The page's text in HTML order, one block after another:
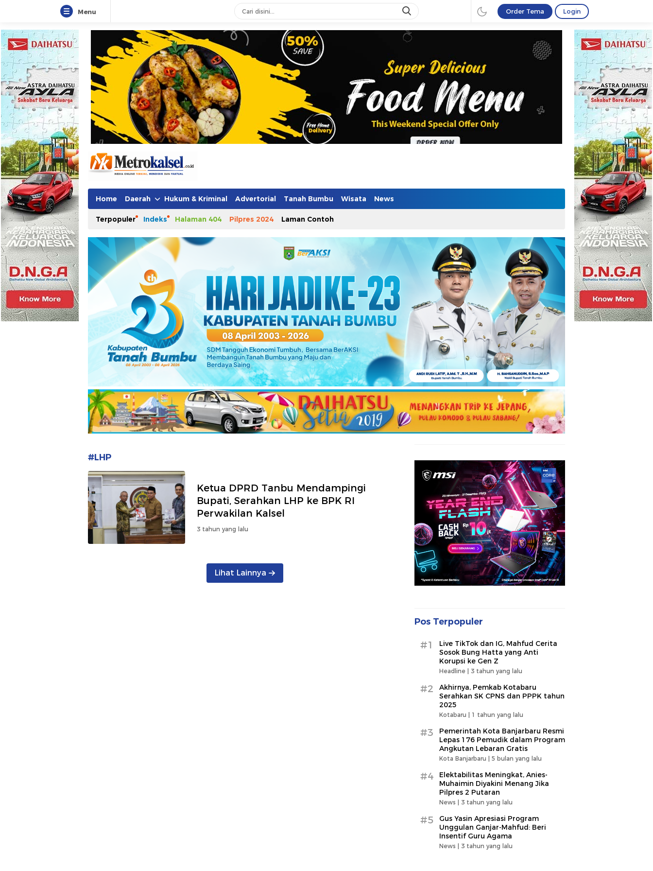
Menu Order Tema Login
Metro Kalsel
Media Online Terkini, Faktual dan Mendidik
Home Daerah Hukum & Kriminal Advertorial Tanah Bumbu Wisata News
Terpopuler Indeks Halaman 404 Pilpres 2024 Laman Contoh
#LHP
Ketua DPRD Tanbu Mendampingi
Bupati, Serahkan LHP ke BPK RI
Perwakilan Kalsel
3 tahun yang lalu
Lihat Lainnya
Pos Terpopuler
#1
Live TikTok dan IG, Mahfud Cerita
Sosok Bung Hatta yang Anti
Korupsi ke Gen Z
Headline | 3 tahun yang lalu
#2
Akhirnya, Pemkab Kotabaru
Serahkan SK CPNS dan PPPK tahun
2025
Kotabaru | 1 tahun yang lalu
#3
Pemerintah Kota Banjarbaru Resmi
Lepas 176 Pemudik dalam Program
Angkutan Lebaran Gratis
Kota Banjarbaru | 5 bulan yang lalu
#4
Elektabilitas Meningkat, Anies-
Muhaimin Diyakini Menang Jika
Pilpres 2 Putaran
News | 3 tahun yang lalu
#5
Gus Yasin Apresiasi Program
Unggulan Ganjar-Mahfud: Beri
Insentif Guru Agama
News | 3 tahun yang lalu